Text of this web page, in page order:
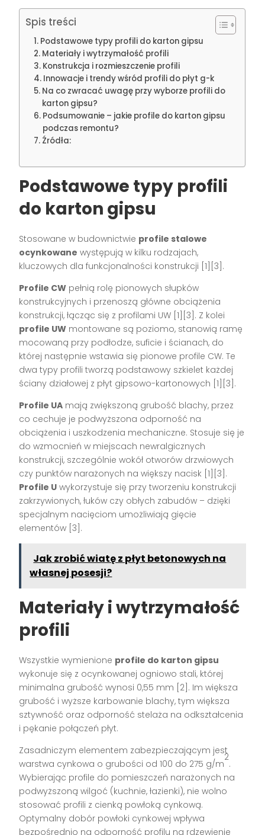
Spis treści
Podstawowe typy profili do karton gipsu
Materiały i wytrzymałość profili
Konstrukcja i rozmieszczenie profili
Innowacje i trendy wśród profili do płyt g-k
Na co zwracać uwagę przy wyborze profili do
karton gipsu?
Podsumowanie – jakie profile do karton gipsu
podczas remontu?
Źródła:
Podstawowe typy profili
do karton gipsu
Stosowane w budownictwie profile stalowe
ocynkowane występują w kilku rodzajach,
kluczowych dla funkcjonalności konstrukcji [1][3] .
Profile CW pełnią rolę pionowych słupków
konstrukcyjnych i przenoszą główne obciążenia
konstrukcji, łącząc się z profilami UW [1][3] . Z kolei
profile UW montowane są poziomo, stanowią ramę
mocowaną przy podłodze, suficie i ścianach, do
której następnie wstawia się pionowe profile CW. Te
dwa typy profili tworzą podstawowy szkielet każdej
ściany działowej z płyt gipsowo-kartonowych [1][3] .
Profile UA mają zwiększoną grubość blachy, przez
co cechuje je podwyższona odporność na
obciążenia i uszkodzenia mechaniczne. Stosuje się je
do wzmocnień w miejscach newralgicznych
konstrukcji, szczególnie wokół otworów drzwiowych
czy punktów narażonych na większy nacisk [1][3] .
Profile U wykorzystuje się przy tworzeniu konstrukcji
zakrzywionych, łuków czy obłych zabudów – dzięki
specjalnym nacięciom umożliwiają gięcie
elementów [3] .
Jak zrobić wiatę z płyt betonowych na
własnej posesji?
Materiały i wytrzymałość
profili
Wszystkie wymienione profile do karton gipsu
wykonuje się z ocynkowanej ogniowo stali, której
minimalna grubość wynosi 0,55 mm [2] . Im większa
grubość i wyższe karbowanie blachy, tym większa
sztywność oraz odporność stelaża na odkształcenia
i pękanie połączeń płyt.
Zasadniczym elementem zabezpieczającym jest
warstwa cynkowa o grubości od 100 do 275 g/m
2
.
Wybierając profile do pomieszczeń narażonych na
podwyższoną wilgoć (kuchnie, łazienki), nie wolno
stosować profili z cienką powłoką cynkową.
Optymalny dobór powłoki cynkowej wpływa
bezpośrednio na odporność profilu na rdzewienie